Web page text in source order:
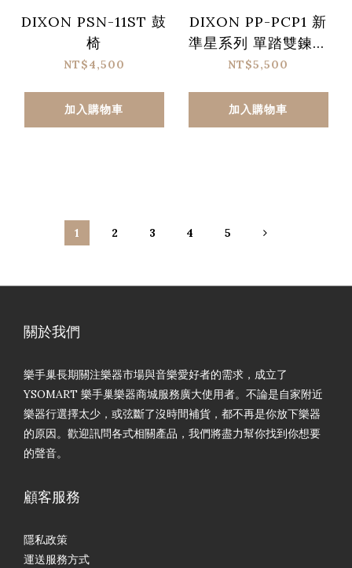
DIXON PSN-11ST 鼓
椅
NT$4,500
加入購物車
DIXON PP-PCP1 新
準星系列 單踏雙鍊大
鼓踏板
NT$5,500
加入購物車
1 2 3 4 5
關於我們
樂手巢長期關注樂器市場與音樂愛好者的需求，成立了
YSOMART 樂手巢樂器商城服務廣大使用者。不論是自家附近
樂器行選擇太少，或弦斷了沒時間補貨，都不再是你放下樂器
的原因。歡迎訊問各式相關產品，我們將盡力幫你找到你想要
的聲音。
顧客服務
隱私政策
運送服務方式